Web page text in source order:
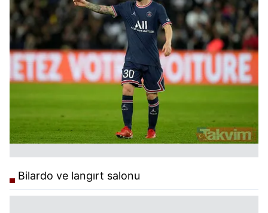
Bilardo ve langırt salonu